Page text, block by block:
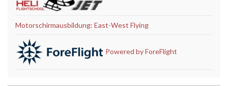
Motorschirmausbildung: East-West Flying
Powered by ForeFlight